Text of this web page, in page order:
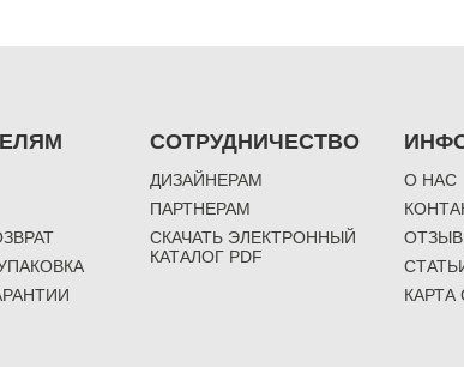
СОТРУДНИЧЕСТВО
ДИЗАЙНЕРАМ
ПАРТНЕРАМ
СКАЧАТЬ ЭЛЕКТРОННЫЙ
КАТАЛОГ PDF
О НАС
КАРТА